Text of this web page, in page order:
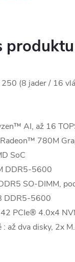
produktu
(8 jader / 16
AI, až 16
780M
SoC
DDR5-5600
SO-DIMM,
DDR5-5600
PCIe® 4.0x4
až dva disky, 2x